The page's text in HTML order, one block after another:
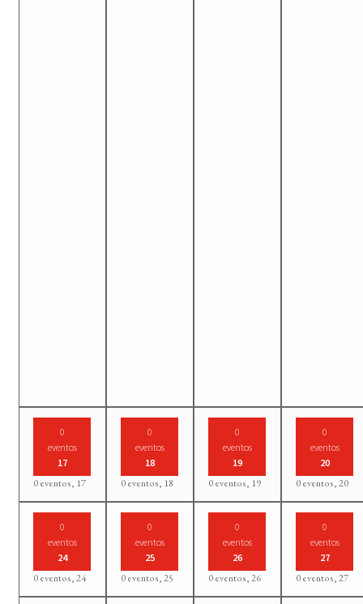
0
eventos
17
0 eventos, 17
0
eventos
18
0 eventos, 18
0
eventos
19
0 eventos, 19
0
eventos
20
0 eventos,20
0
eventos
24
0 eventos,24
0
eventos
25
0 eventos,25
0
eventos
26
0 eventos,26
0
eventos
27
0 eventos,27